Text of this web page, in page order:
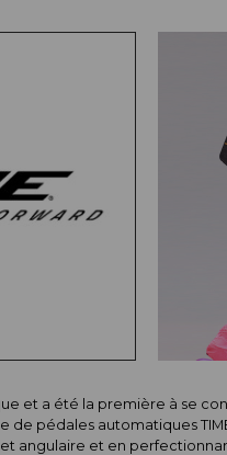
et a été la première à se
de pédales automatiques
angulaire et en